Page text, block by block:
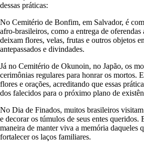
dessas práticas:
No Cemitério de Bonfim, em Salvador, é
afro-brasileiros, como a entrega de
deixam flores, velas, frutas e outros objetos
antepassados e divindades.
Já no Cemitério de Okunoin, no Japão, os
cerimônias regulares para honrar os mortos.
flores e orações, acreditando que essas
dos falecidos para o próximo plano de
No Dia de Finados, muitos brasileiros
e decorar os túmulos de seus entes queridos.
maneira de manter viva a memória daqueles
fortalecer os laços familiares.